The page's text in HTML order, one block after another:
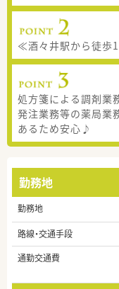
≪酒々井駅から徒歩
処方箋による調剤業
発注業務等の薬局業
あるため安心♪
勤務地
勤務地
路線・交通手段
通勤交通費